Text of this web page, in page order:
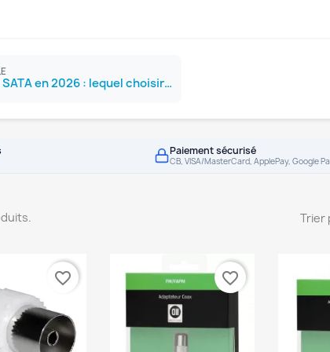
SSD NVMe vs SATA en 2026 : lequel choisir ?
Paiement sécurisé
CB, VISA/MasterCard, ApplePay, Google
Trier
favorite_border favorite_border